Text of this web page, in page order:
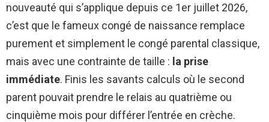
nouveauté qui s’applique depuis ce 1er juillet 2026,
c’est que le fameux congé de naissance remplace
purement et simplement le congé parental classique,
mais avec une contrainte de taille : la prise
immédiate. Finis les savants calculs où le second
parent pouvait prendre le relais au quatrième ou
cinquième mois pour différer l’entrée en crèche.